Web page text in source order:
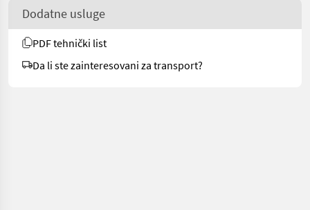
Dodatne usluge
PDF tehnički list
Da li ste zainteresovani za transport?